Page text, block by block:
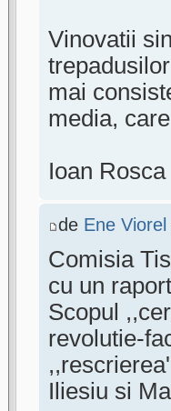
Vinovatii
mai
media,
Ioan Rosca
de Ene Viorel
Comisia
cu un
Scopul
revolutie-
Iliesiu si